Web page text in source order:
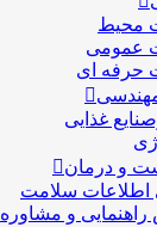
محیط
عمومی
حرفه ای
غذایی
و درمان
اطلاعات سلامت
راهنمایی و مشاوره